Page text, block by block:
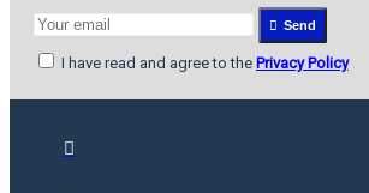
Send
I have read and agree to the Privacy Policy